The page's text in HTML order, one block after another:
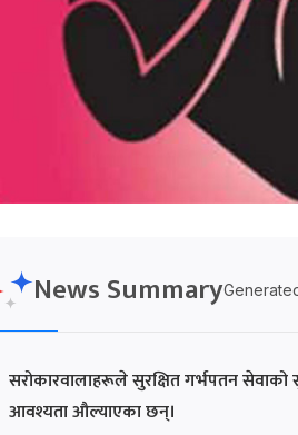
News Summary
सरोकारवालाहरूले सुरक्षित गर्भपतन सेवाको
आवश्यता औल्याएका छन्।